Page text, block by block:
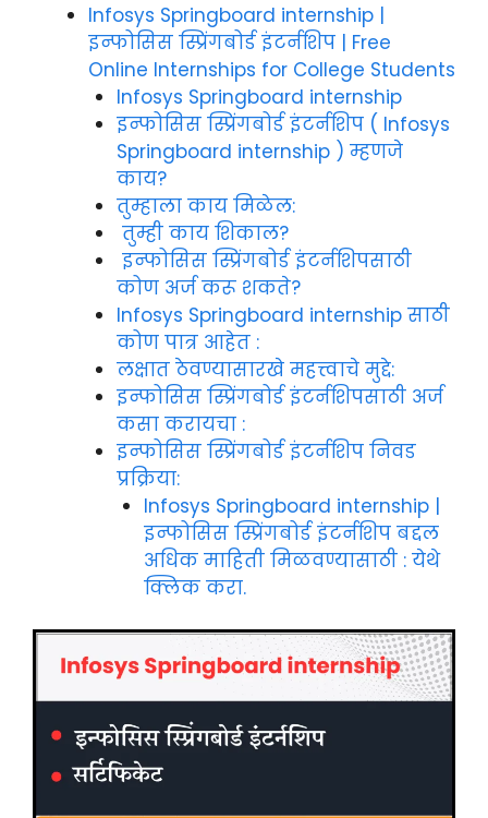
Infosys Springboard internship |
इन्फोसिस स्प्रिंगबोर्ड इंटर्नशिप | Free
Online Internships for College Students
Infosys Springboard internship
इन्फोसिस स्प्रिंगबोर्ड इंटर्नशिप ( Infosys
Springboard internship ) म्हणजे
काय?
तुम्हाला काय मिळेल:
तुम्ही काय शिकाल?
इन्फोसिस स्प्रिंगबोर्ड इंटर्नशिपसाठी
कोण अर्ज करू शकते?
Infosys Springboard internship साठी
कोण पात्र आहेत :
लक्षात ठेवण्यासारखे महत्त्वाचे मुद्दे:
इन्फोसिस स्प्रिंगबोर्ड इंटर्नशिपसाठी अर्ज
कसा करायचा :
इन्फोसिस स्प्रिंगबोर्ड इंटर्नशिप निवड
प्रक्रिया:
Infosys Springboard internship |
इन्फोसिस स्प्रिंगबोर्ड इंटर्नशिप बद्दल
अधिक माहिती मिळवण्यासाठी : येथे
क्लिक करा.